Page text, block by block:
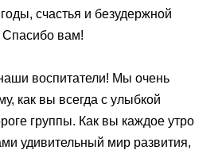
счастья и безудержной
Спасибо вам!
воспитатели! Мы очень
как вы всегда с улыбкой
группы. Как вы каждое утро
удивительный мир развития,